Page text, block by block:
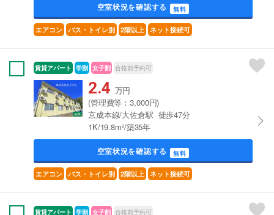
空室状況を確認する 無料
エアコン バス・トイレ別 2階以上 ネット接続可
賃貸アパート 学割 女子割 合格前予約可
2.4 万円
(管理費等：3,000円)
京成本線/大佐倉駅 徒歩47分
1K/19.8m²/築35年
空室状況を確認する 無料
エアコン バス・トイレ別 2階以上 ネット接続可
賃貸アパート 学割 女子割 合格前予約可